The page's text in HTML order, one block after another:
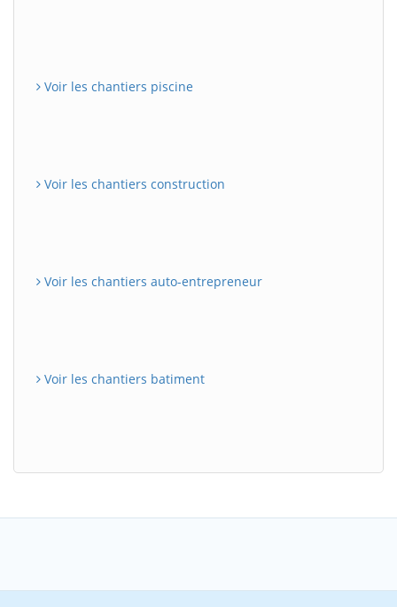
Voir les chantiers piscine
Voir les chantiers construction
Voir les chantiers auto-entrepreneur
Voir les chantiers batiment